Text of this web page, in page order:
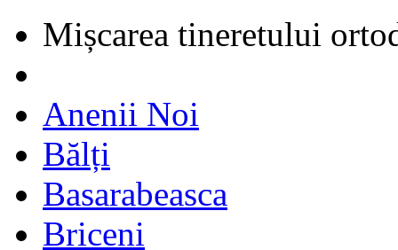
Mișcarea tineretului
Anenii Noi
Bălți
Basarabeasca
Briceni